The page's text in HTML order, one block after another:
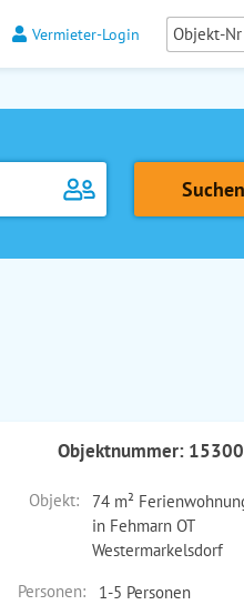
Vermieter-Login
Objektnummer: 15300
Objekt:
74 m²
in Fehmarn OT
Westermarkelsdorf
Personen:
1-5 Personen